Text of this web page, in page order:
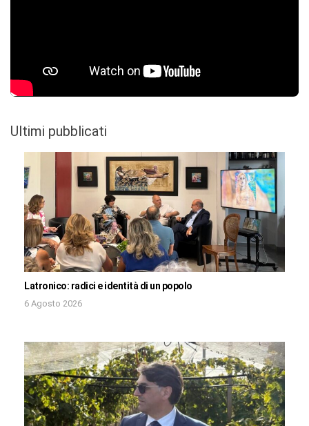
Ultimi pubblicati
Latronico: radici e identità di un popolo
6 Agosto 2026